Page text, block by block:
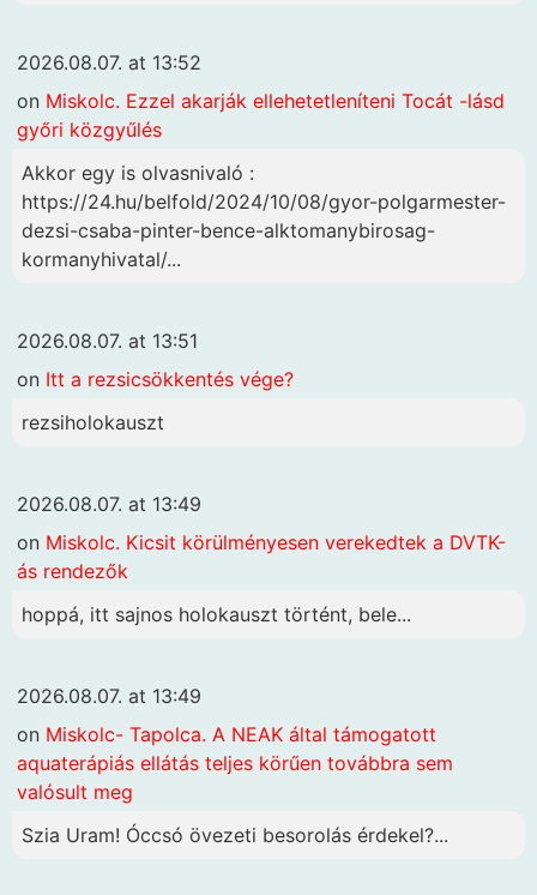
2026.08.07. at 13:52
on Miskolc. Ezzel akarják ellehetetleníteni Tocát -lásd
győri közgyűlés
Akkor egy is olvasnivaló :
https://24.hu/belfold/2024/10/08/gyor-polgarmester-
dezsi-csaba-pinter-bence-alktomanybirosag-
kormanyhivatal/...
2026.08.07. at 13:51
on Itt a rezsicsökkentés vége?
rezsiholokauszt
2026.08.07. at 13:49
on Miskolc. Kicsit körülményesen verekedtek a DVTK-
ás rendezők
hoppá, itt sajnos holokauszt történt, bele...
2026.08.07. at 13:49
on Miskolc- Tapolca. A NEAK által támogatott
aquaterápiás ellátás teljes körűen továbbra sem
valósult meg
Szia Uram! Óccsó övezeti besorolás érdekel?...